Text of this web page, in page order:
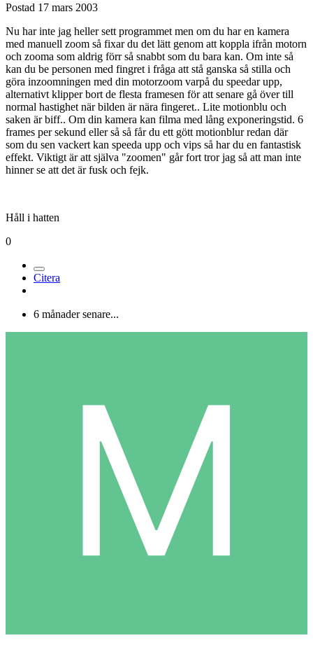
Postad 17 mars 2003
Nu har inte jag heller sett programmet men om du har en kamera
med manuell zoom så fixar du det lätt genom att koppla ifrån motorn
och zooma som aldrig förr så snabbt som du bara kan. Om inte så
kan du be personen med fingret i fråga att stå ganska så stilla och
göra inzoomningen med din motorzoom varpå du speedar upp,
alternativt klipper bort de flesta framesen för att senare gå över till
normal hastighet när bilden är nära fingeret.. Lite motionblu och
saken är biff.. Om din kamera kan filma med lång exponeringstid. 6
frames per sekund eller så så får du ett gött motionblur redan där
som du sen vackert kan speeda upp och vips så har du en fantastisk
effekt. Viktigt är att själva "zoomen" går fort tror jag så att man inte
hinner se att det är fusk och fejk.
Håll i hatten
0
Citera
6 månader senare...